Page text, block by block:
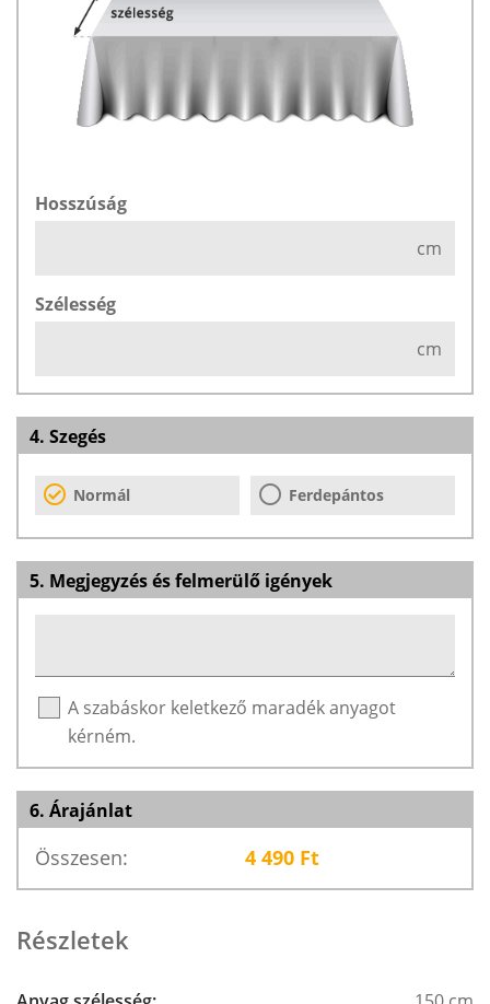
Hosszúság
cm
Szélesség
cm
4. Szegés
Normál Ferdepántos
5. Megjegyzés és felmerülő igények
A szabáskor keletkező maradék anyagot
kérném.
6. Árajánlat
Összesen: 4 490 Ft
Részletek